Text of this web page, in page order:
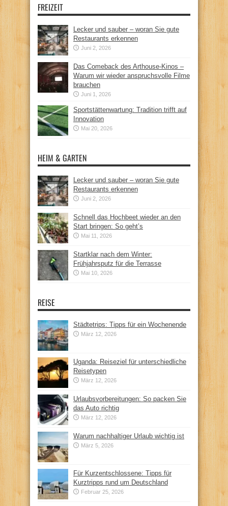
FREIZEIT
Lecker und sauber – woran Sie gute
Restaurants erkennen
Juni 2, 2026
Das Comeback des Arthouse-Kinos –
Warum wir wieder anspruchsvolle Filme
brauchen
Juni 1, 2026
Sportstättenwartung: Tradition trifft auf
Innovation
Mai 20, 2026
HEIM & GARTEN
Lecker und sauber – woran Sie gute
Restaurants erkennen
Juni 2, 2026
Schnell das Hochbeet wieder an den
Start bringen: So geht’s
Mai 11, 2026
Startklar nach dem Winter:
Frühjahrsputz für die Terrasse
Mai 10, 2026
REISE
Städtetrips: Tipps für ein Wochenende
März 12, 2026
Uganda: Reiseziel für unterschiedliche
Reisetypen
März 12, 2026
Urlaubsvorbereitungen: So packen Sie
das Auto richtig
März 12, 2026
Warum nachhaltiger Urlaub wichtig ist
März 5, 2026
Für Kurzentschlossene: Tipps für
Kurztripps rund um Deutschland
Februar 25, 2026